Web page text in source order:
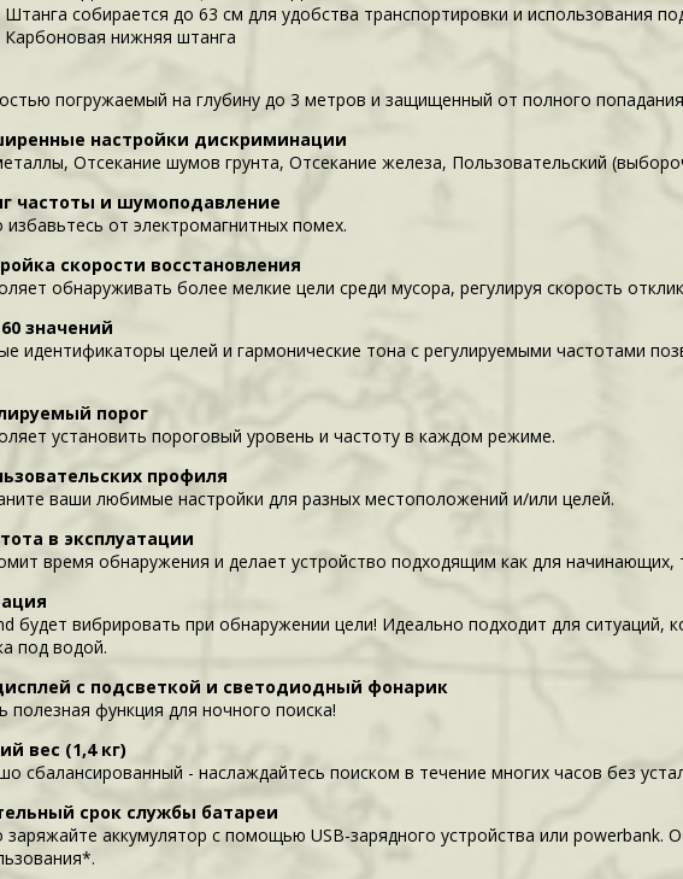
Штанга собирается до 63 см для удобства транспортировки и использования
Карбоновая нижняя штанга
погружаемый на глубину до 3 метров и защищенный от полного
настройки дискриминации
Отсекание шумов грунта, Отсекание железа, Пользовательский
частоты и шумоподавление
избавьтесь от электромагнитных помех.
скорости восстановления
обнаруживать более мелкие цели среди мусора, регулируя скорость
значений
идентификаторы целей и гармонические тона с регулируемыми частотами
порог
установить пороговый уровень и частоту в каждом режиме.
профиля
ваши любимые настройки для разных местоположений и/или целей.
в эксплуатации
время обнаружения и делает устройство подходящим как для начинающих,
будет вибрировать при обнаружении цели! Идеально подходит для ситуаций,
под водой.
с подсветкой и светодиодный фонарик
полезная функция для ночного поиска!
вес (1,4 кг)
сбалансированный - наслаждайтесь поиском в течение многих часов без
срок службы батареи
заряжайте аккумулятор с помощью USB-зарядного устройства или powerbank.